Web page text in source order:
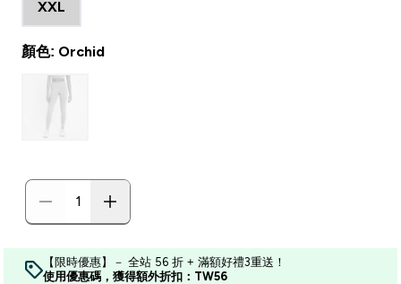
XXL
顏色: Orchid
【限時優惠】－ 全站 56 折 + 滿額好禮3重送！
使用優惠碼，獲得額外折扣：TW56